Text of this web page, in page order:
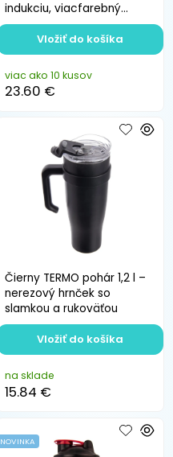
indukciu, viacfarebný
moderný dizajn
viac ako 10 kusov
23.60 €
Vložiť do košíka
Čierny TERMO pohár 1,2 l –
nerezový hrnček so
slamkou a rukoväťou
na sklade
15.84 €
Vložiť do košíka
NOVINKA